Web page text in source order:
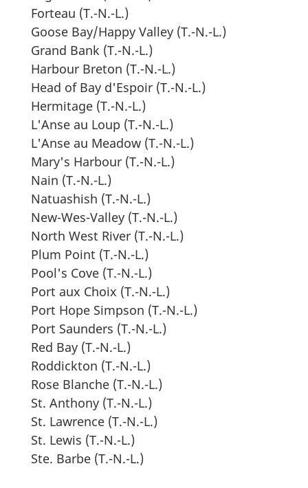
Forteau (T.-N.-L.)
Goose Bay/Happy Valley (T.-N.-L.)
Grand Bank (T.-N.-L.)
Harbour Breton (T.-N.-L.)
Head of Bay d'Espoir (T.-N.-L.)
Hermitage (T.-N.-L.)
L'Anse au Loup (T.-N.-L.)
L'Anse au Meadow (T.-N.-L.)
Mary's Harbour (T.-N.-L.)
Nain (T.-N.-L.)
Natuashish (T.-N.-L.)
New-Wes-Valley (T.-N.-L.)
North West River (T.-N.-L.)
Plum Point (T.-N.-L.)
Pool's Cove (T.-N.-L.)
Port aux Choix (T.-N.-L.)
Port Hope Simpson (T.-N.-L.)
Port Saunders (T.-N.-L.)
Red Bay (T.-N.-L.)
Roddickton (T.-N.-L.)
Rose Blanche (T.-N.-L.)
St. Anthony (T.-N.-L.)
St. Lawrence (T.-N.-L.)
St. Lewis (T.-N.-L.)
Ste. Barbe (T.-N.-L.)